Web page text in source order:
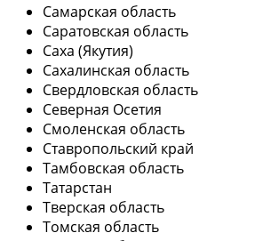
Самарская область
Саратовская область
Саха (Якутия)
Сахалинская область
Свердловская область
Северная Осетия
Смоленская область
Ставропольский край
Тамбовская область
Татарстан
Тверская область
Томская область